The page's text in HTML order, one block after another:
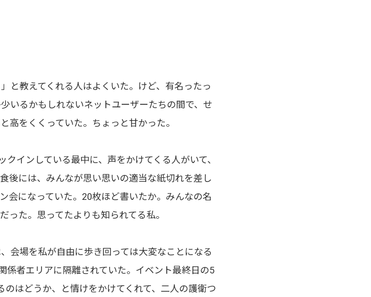
と教えてくれる人はよくいた。けど、有名ったっ
いるかもしれないネットユーザーたちの間で、せ
高をくくっていた。ちょっと甘かった。
インしている最中に、声をかけてくる人がいて、
後には、みんなが思い思いの適当な紙切れを差し
会になっていた。20枚ほど書いたか。みんなの名
った。思ってたよりも知られてる私。
会場を私が自由に歩き回っては大変なことになる
係者エリアに隔離されていた。イベント最終日の5
はどうか、と情けをかけてくれて、二人の護衛つ